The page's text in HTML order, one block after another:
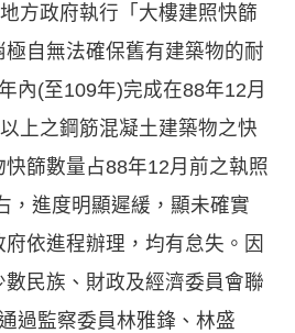
方政府執行「大樓建照快篩
自無法確保舊有建築物的耐
內(至109年)完成在88年12月
上之鋼筋混凝土建築物之快
篩數量占88年12月前之執照
，進度明顯遲緩，顯未確實
依進程辦理，均有怠失。因
民族、財政及經濟委員會聯
過監察委員林雅鋒、林盛